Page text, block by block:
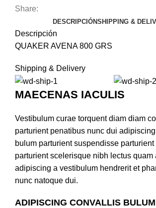
Share:
DESCRIPCIÓNSHIPPING &
Descripción
QUAKER AVENA 800 GRS
Shipping & Delivery
MAECENAS IACULIS
Vestibulum curae torquent diam diam
parturient penatibus nunc dui
bulum parturient suspendisse
parturient scelerisque nibh lectus quam
adipiscing a vestibulum hendrerit et
nunc natoque dui.
ADIPISCING CONVALLIS BULUM